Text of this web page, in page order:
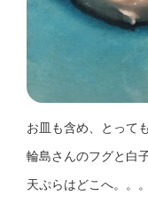
お皿も含め、とって
輪島さんのフグと白
天ぷらはどこへ。。